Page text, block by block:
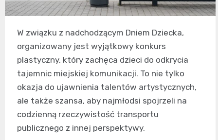
W związku z nadchodzącym Dniem Dziecka,
organizowany jest wyjątkowy konkurs
plastyczny, który zachęca dzieci do odkrycia
tajemnic miejskiej komunikacji. To nie tylko
okazja do ujawnienia talentów artystycznych,
ale także szansa, aby najmłodsi spojrzeli na
codzienną rzeczywistość transportu
publicznego z innej perspektywy.